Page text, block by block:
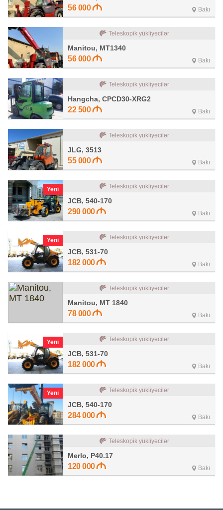
56 000 Bakı
Teleskopik yükliyəcilər
Manitou, MT1340
56 000 Bakı
Teleskopik yükliyəcilər
Hangcha, CPCD30-XRG2
22 500 Bakı
Teleskopik yükliyəcilər
JLG, 3513
55 000 Bakı
Yeni Teleskopik yükliyəcilər
JCB, 540-170
290 000 Bakı
Yeni Teleskopik yükliyəcilər
JCB, 531-70
182 000 Bakı
Teleskopik yükliyəcilər
Manitou, MT 1840
78 000 Bakı
Yeni Teleskopik yükliyəcilər
JCB, 531-70
182 000 Bakı
Yeni Teleskopik yükliyəcilər
JCB, 540-170
284 000 Bakı
Teleskopik yükliyəcilər
Merlo, P40.17
120 000 Bakı